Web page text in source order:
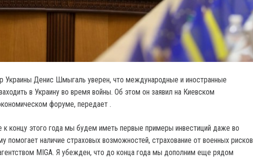
Украины Денис Шмыгаль уверен, что международные и иностранные
в Украину во время войны. Об этом он заявил на Киевском
форуме, передает .
концу этого года мы будем иметь первые примеры инвестиций даже во
помогает наличие страховых возможностей, страхование от военных рисков
MIGA. Я убежден, что до конца года мы дополним еще рядом